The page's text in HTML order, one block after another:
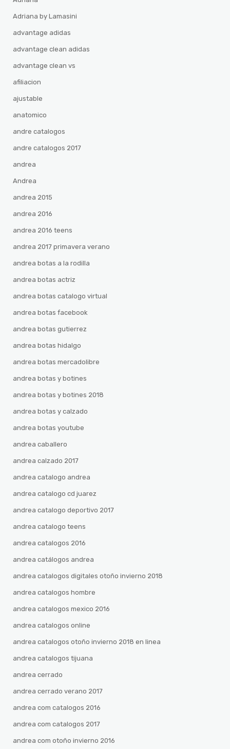
Adriana by Lamasini
advantage adidas
advantage clean adidas
advantage clean vs
afiliacion
ajustable
anatomico
andre catalogos
andre catalogos 2017
andrea
Andrea
andrea 2015
andrea 2016
andrea 2016 teens
andrea 2017 primavera verano
andrea botas a la rodilla
andrea botas actriz
andrea botas catalogo virtual
andrea botas facebook
andrea botas gutierrez
andrea botas hidalgo
andrea botas mercadolibre
andrea botas y botines
andrea botas y botines 2018
andrea botas y calzado
andrea botas youtube
andrea caballero
andrea calzado 2017
andrea catalogo andrea
andrea catalogo cd juarez
andrea catalogo deportivo 2017
andrea catalogo teens
andrea catalogos 2016
andrea catálogos andrea
andrea catalogos digitales otoño invierno 2018
andrea catalogos hombre
andrea catalogos mexico 2016
andrea catalogos online
andrea catalogos otoño invierno 2018 en linea
andrea catalogos tijuana
andrea cerrado
andrea cerrado verano 2017
andrea com catalogos 2016
andrea com catalogos 2017
andrea com otoño invierno 2016